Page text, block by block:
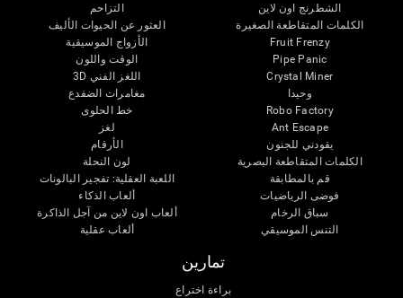
الشطرنج اون لاين
الكلمات المتقاطعة الصغيرة
Fruit Frenzy
Pipe Panic
Crystal Miner
وحيدا
Robo Factory
Ant Escape
يقودني للجنون
الكلمات المتقاطعة البصرية
قم بالمطابقة
فوضى الرياضيات
سباق الرخام
التنس الموسيقي
التزاحم
العثور عن الحيوات الأليف
الأزواج الموسيقية
الوقت واللون
اللغز الفني 3D
مغامرات الضفدع
خط الحلوى
لغز
الأرقام
لون النحلة
اللعبة العقلية: تفجير البالونات
ألعاب الذكاء
ألعاب اون لاين من آجل الذاكرة
ألعاب عقلية
تمارين
براءة اختراع